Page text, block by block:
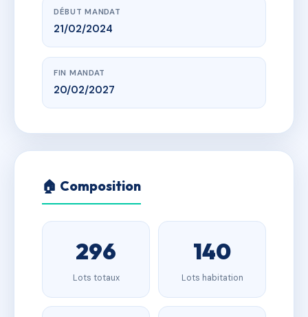
DÉBUT MANDAT
21/02/2024
FIN MANDAT
20/02/2027
🏠 Composition
296
Lots totaux
140
Lots habitation